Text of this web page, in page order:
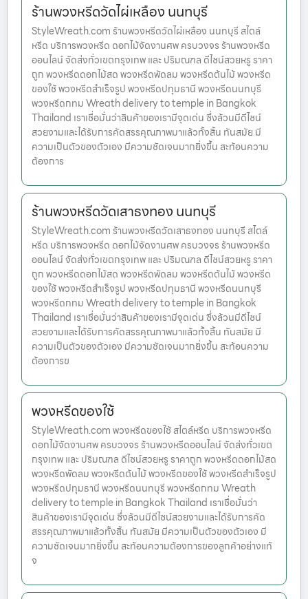
ร้านพวงหรีดวัดไผ่เหลือง นนทบุรี
StyleWreath.com ร้านพวงหรีดวัดไผ่เหลือง นนทบุรี สไตล์
หรีด บริการพวงหรีด ดอกไม้จัดงานศพ ครบวงจร ร้านพวงหรีด
ออนไลน์ จัดส่งทั่วเขตกรุงเทพ และ ปริมณฑล ดีไซน์สวยหรู ราคา
ถูก พวงหรีดดอกไม้สด พวงหรีดพัดลม พวงหรีดต้นไม้ พวงหรีด
ของใช้ พวงหรีดสำเร็จรูป พวงหรีดปทุมธานี พวงหรีดนนทบุรี
พวงหรีดกทม Wreath delivery to temple in Bangkok
Thailand เราเชื่อมั่นว่าสินค้าของเรามีจุดเด่น ซึ่งล้วนมีดีไซน์
สวยงามและได้รับการคัดสรรคุณภาพมาแล้วทั้งสิ้น ทันสมัย มี
ความเป็นตัวของตัวเอง มีความชัดเจนมากยิ่งขึ้น สะท้อนความ
ต้องการ
ร้านพวงหรีดวัดเสาธงทอง นนทบุรี
StyleWreath.com ร้านพวงหรีดวัดเสาธงทอง นนทบุรี สไตล์
หรีด บริการพวงหรีด ดอกไม้จัดงานศพ ครบวงจร ร้านพวงหรีด
ออนไลน์ จัดส่งทั่วเขตกรุงเทพ และ ปริมณฑล ดีไซน์สวยหรู ราคา
ถูก พวงหรีดดอกไม้สด พวงหรีดพัดลม พวงหรีดต้นไม้ พวงหรีด
ของใช้ พวงหรีดสำเร็จรูป พวงหรีดปทุมธานี พวงหรีดนนทบุรี
พวงหรีดกทม Wreath delivery to temple in Bangkok
Thailand เราเชื่อมั่นว่าสินค้าของเรามีจุดเด่น ซึ่งล้วนมีดีไซน์
สวยงามและได้รับการคัดสรรคุณภาพมาแล้วทั้งสิ้น ทันสมัย มี
ความเป็นตัวของตัวเอง มีความชัดเจนมากยิ่งขึ้น สะท้อนความ
ต้องการข
พวงหรีดของใช้
StyleWreath.com พวงหรีดของใช้ สไตล์หรีด บริการพวงหรีด
ดอกไม้จัดงานศพ ครบวงจร ร้านพวงหรีดออนไลน์ จัดส่งทั่วเขต
กรุงเทพ และ ปริมณฑล ดีไซน์สวยหรู ราคาถูก พวงหรีดดอกไม้สด
พวงหรีดพัดลม พวงหรีดต้นไม้ พวงหรีดของใช้ พวงหรีดสำเร็จรูป
พวงหรีดปทุมธานี พวงหรีดนนทบุรี พวงหรีดกทม Wreath
delivery to temple in Bangkok Thailand เราเชื่อมั่นว่า
สินค้าของเรามีจุดเด่น ซึ่งล้วนมีดีไซน์สวยงามและได้รับการคัด
สรรคุณภาพมาแล้วทั้งสิ้น ทันสมัย มีความเป็นตัวของตัวเอง มี
ความชัดเจนมากยิ่งขึ้น สะท้อนความต้องการของลูกค้าอย่างแท้
จ